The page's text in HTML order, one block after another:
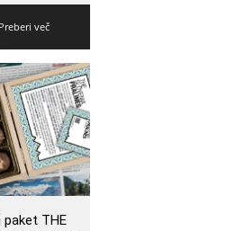
Preberi več
paket THE